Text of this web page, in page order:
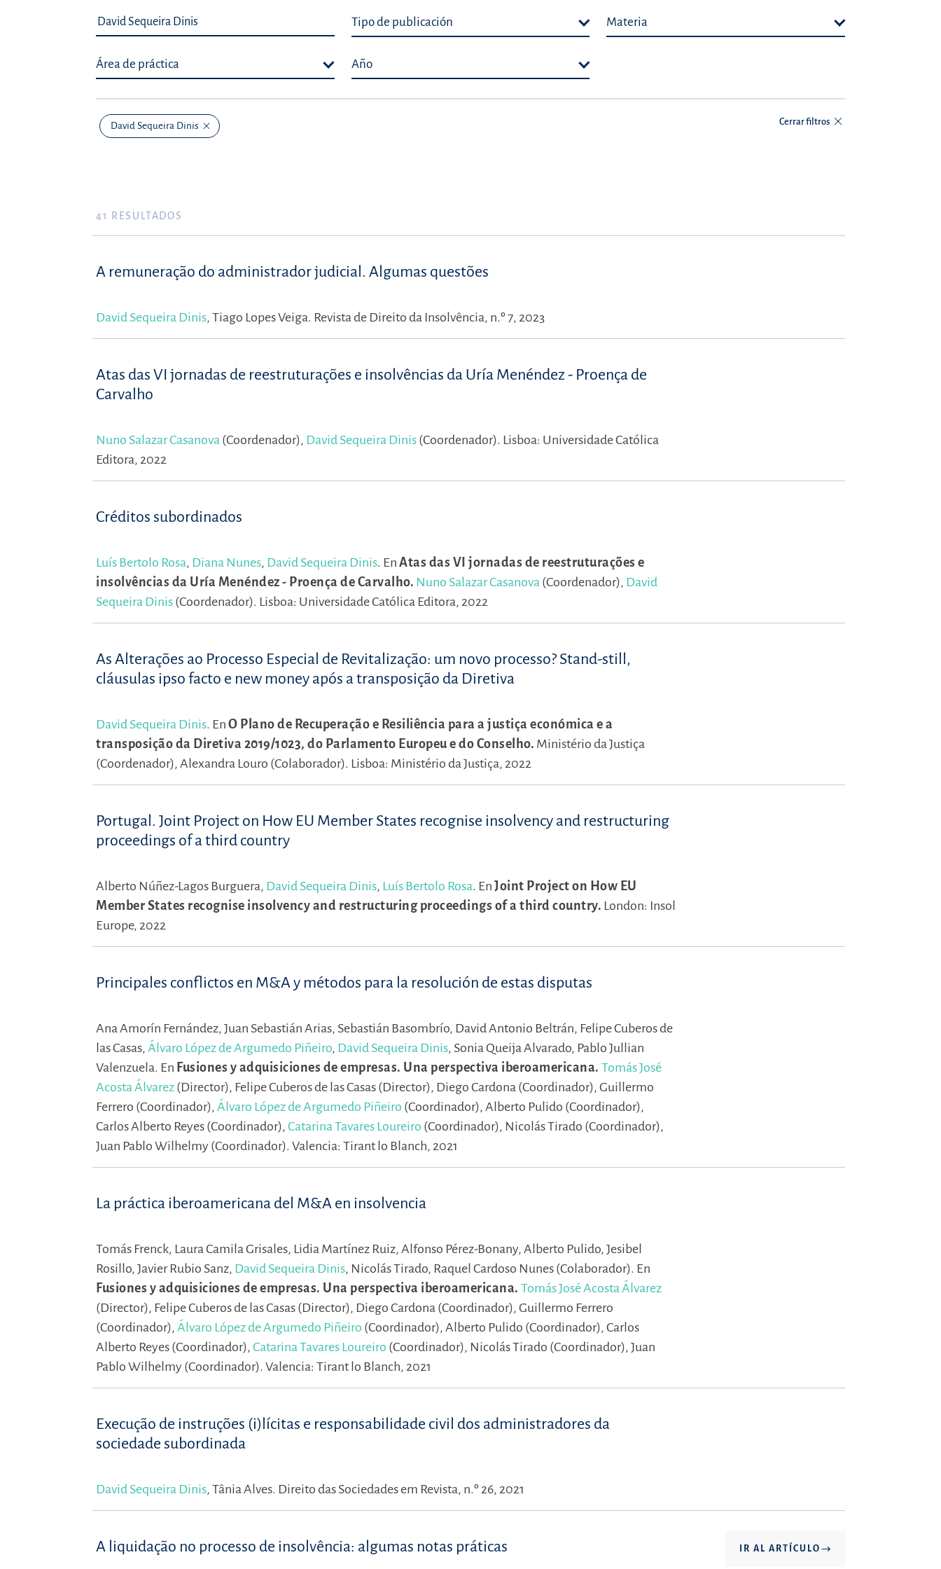
Tipo de publicación Materia
Área de práctica Año
David Sequeira Dinis Cerrar filtros
41 RESULTADOS
A remuneração do administrador judicial. Algumas questões
David Sequeira Dinis, Tiago Lopes Veiga. Revista de Direito da Insolvência, n.º 7, 2023
Atas das VI jornadas de reestruturações e insolvências da Uría Menéndez - Proença de
Carvalho
Nuno Salazar Casanova (Coordenador), David Sequeira Dinis (Coordenador). Lisboa: Universidade Católica
Editora, 2022
Créditos subordinados
Luís Bertolo Rosa, Diana Nunes, David Sequeira Dinis. En Atas das VI jornadas de reestruturações e
insolvências da Uría Menéndez - Proença de Carvalho. Nuno Salazar Casanova (Coordenador), David
Sequeira Dinis (Coordenador). Lisboa: Universidade Católica Editora, 2022
As Alterações ao Processo Especial de Revitalização: um novo processo? Stand-still,
cláusulas ipso facto e new money após a transposição da Diretiva
David Sequeira Dinis. En O Plano de Recuperação e Resiliência para a justiça económica e a
transposição da Diretiva 2019/1023, do Parlamento Europeu e do Conselho. Ministério da Justiça
(Coordenador), Alexandra Louro (Colaborador). Lisboa: Ministério da Justiça, 2022
Portugal. Joint Project on How EU Member States recognise insolvency and restructuring
proceedings of a third country
Alberto Núñez-Lagos Burguera, David Sequeira Dinis, Luís Bertolo Rosa. En Joint Project on How EU
Member States recognise insolvency and restructuring proceedings of a third country. London: Insol
Europe, 2022
Principales conflictos en M&A y métodos para la resolución de estas disputas
Ana Amorín Fernández, Juan Sebastián Arias, Sebastián Basombrío, David Antonio Beltrán, Felipe Cuberos de
las Casas, Álvaro López de Argumedo Piñeiro, David Sequeira Dinis, Sonia Queija Alvarado, Pablo Jullian
Valenzuela. En Fusiones y adquisiciones de empresas. Una perspectiva iberoamericana. Tomás José
Acosta Álvarez (Director), Felipe Cuberos de las Casas (Director), Diego Cardona (Coordinador), Guillermo
Ferrero (Coordinador), Álvaro López de Argumedo Piñeiro (Coordinador), Alberto Pulido (Coordinador),
Carlos Alberto Reyes (Coordinador), Catarina Tavares Loureiro (Coordinador), Nicolás Tirado (Coordinador),
Juan Pablo Wilhelmy (Coordinador). Valencia: Tirant lo Blanch, 2021
La práctica iberoamericana del M&A en insolvencia
Tomás Frenck, Laura Camila Grisales, Lidia Martínez Ruiz, Alfonso Pérez-Bonany, Alberto Pulido, Jesibel
Rosillo, Javier Rubio Sanz, David Sequeira Dinis, Nicolás Tirado, Raquel Cardoso Nunes (Colaborador). En
Fusiones y adquisiciones de empresas. Una perspectiva iberoamericana. Tomás José Acosta Álvarez
(Director), Felipe Cuberos de las Casas (Director), Diego Cardona (Coordinador), Guillermo Ferrero
(Coordinador), Álvaro López de Argumedo Piñeiro (Coordinador), Alberto Pulido (Coordinador), Carlos
Alberto Reyes (Coordinador), Catarina Tavares Loureiro (Coordinador), Nicolás Tirado (Coordinador), Juan
Pablo Wilhelmy (Coordinador). Valencia: Tirant lo Blanch, 2021
Execução de instruções (i)lícitas e responsabilidade civil dos administradores da
sociedade subordinada
David Sequeira Dinis, Tânia Alves. Direito das Sociedades em Revista, n.º 26, 2021
A liquidação no processo de insolvência: algumas notas práticas IR AL ARTÍCULO